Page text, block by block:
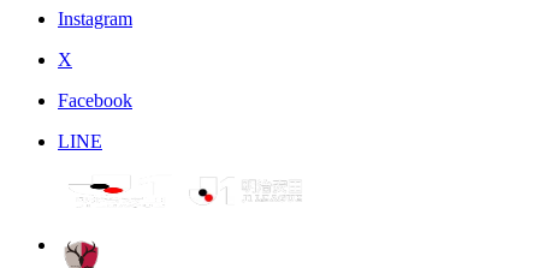
Instagram
X
Facebook
LINE